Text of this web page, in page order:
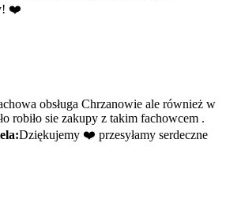
❤️
obsługa Chrzanowie ale również w
robiło sie zakupy z takim fachowcem .
Dziękujemy ❤️ przesyłamy serdeczne